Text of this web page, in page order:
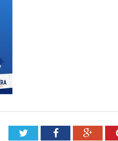
TwitterFacebook